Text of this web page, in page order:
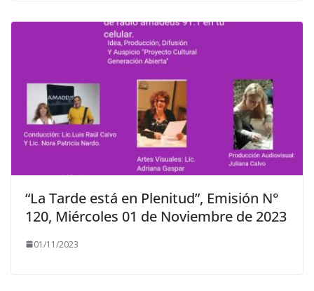
“La Tarde está en Plenitud”, Emisión N°
120, Miércoles 01 de Noviembre de 2023
01/11/2023